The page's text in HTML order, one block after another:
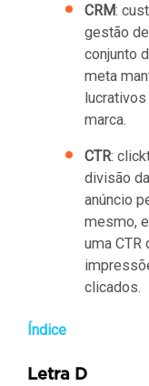
CRM:
gestão
conjunto
meta
marca.
CTR:
divisão
anúncio
mesmo,
uma CTR
clicados.
Índice
Letra D